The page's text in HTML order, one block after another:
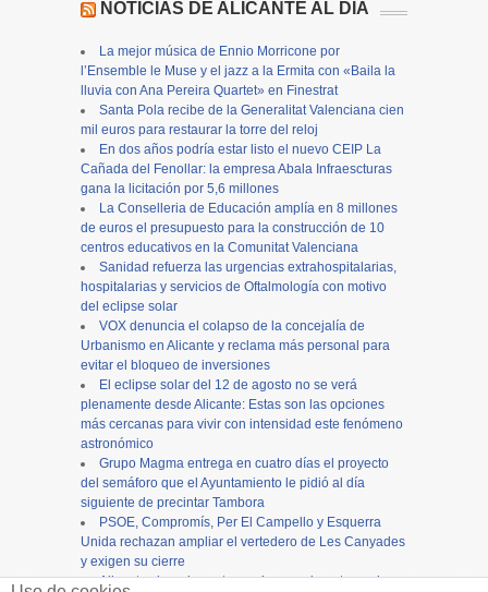
NOTICIAS DE ALICANTE AL DÍA
La mejor música de Ennio Morricone por
l’Ensemble le Muse y el jazz a la Ermita con «Baila la
lluvia con Ana Pereira Quartet» en Finestrat
Santa Pola recibe de la Generalitat Valenciana cien
mil euros para restaurar la torre del reloj
En dos años podría estar listo el nuevo CEIP La
Cañada del Fenollar: la empresa Abala Infraescturas
gana la licitación por 5,6 millones
La Conselleria de Educación amplía en 8 millones
de euros el presupuesto para la construcción de 10
centros educativos en la Comunitat Valenciana
Sanidad refuerza las urgencias extrahospitalarias,
hospitalarias y servicios de Oftalmología con motivo
del eclipse solar
VOX denuncia el colapso de la concejalía de
Urbanismo en Alicante y reclama más personal para
evitar el bloqueo de inversiones
El eclipse solar del 12 de agosto no se verá
plenamente desde Alicante: Estas son las opciones
más cercanas para vivir con intensidad este fenómeno
astronómico
Grupo Magma entrega en cuatro días el proyecto
del semáforo que el Ayuntamiento le pidió al día
siguiente de precintar Tambora
PSOE, Compromís, Per El Campello y Esquerra
Unida rechazan ampliar el vertedero de Les Canyades
y exigen su cierre
Alicante cierra los actos en honor a la patrona, la